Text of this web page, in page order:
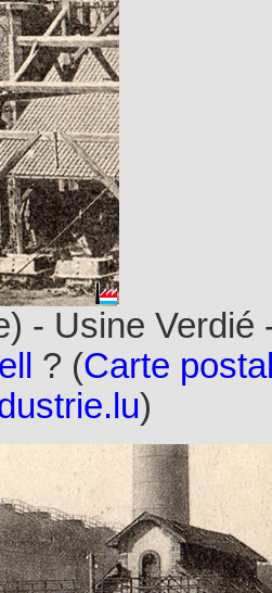
- Usine
? (Carte
)